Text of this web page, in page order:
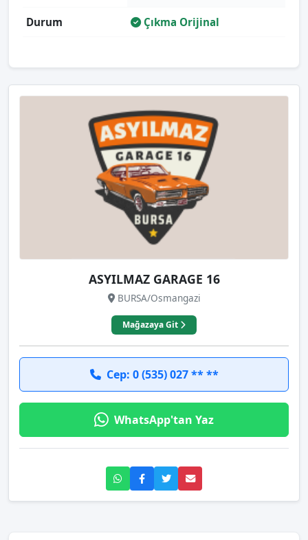
Durum Çıkma Orijinal
ASYILMAZ GARAGE 16
BURSA/Osmangazi
Mağazaya Git
Cep: 0 (535) 027 ** **
WhatsApp'tan Yaz